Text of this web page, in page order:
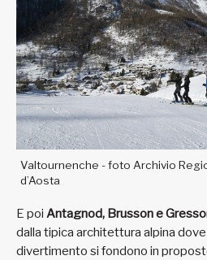
Valtournenche - foto Archivio
d’Aosta
E poi Antagnod, Brusson e
dalla tipica architettura alpina
divertimento si fondono in